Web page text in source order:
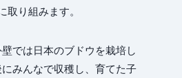
取り組みます。
では日本のブドウを栽培し
みんなで収穫し、育てた子